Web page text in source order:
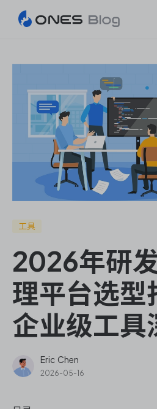
ONES Project
ONES Wiki
ONES Desk
ONES Assistant
工具
2026年研
理平台选型
企业级工具
Eric Chen
2026-05-16